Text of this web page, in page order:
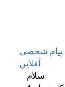
پیام شخصی
آفلاين
سلام